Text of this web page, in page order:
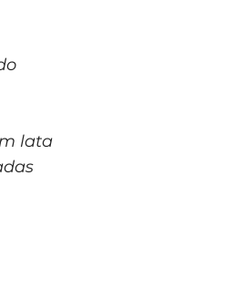
lata